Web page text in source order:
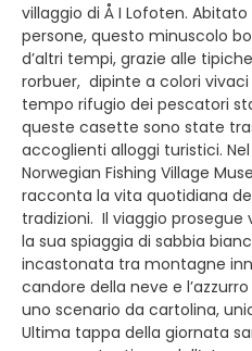
villaggio di Å I Lofoten.
persone, questo minuscolo
d’altri tempi, grazie alle
rorbuer, dipinte a colori
tempo rifugio dei pescatori
queste casette sono state
accoglienti alloggi turistici.
Norwegian Fishing Village
racconta la vita quotidiana
tradizioni. Il viaggio prosegue
la sua spiaggia di sabbia
incastonata tra montagne
candore della neve e
uno scenario da cartolina,
Ultima tappa della giornata